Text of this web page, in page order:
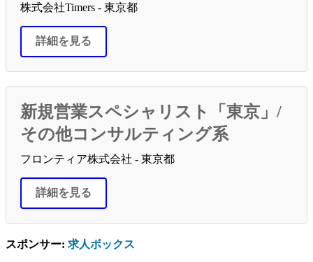
株式会社Timers - 東京都
詳細を見る
新規営業スペシャリスト「東京」/
その他コンサルティング系
フロンティア株式会社 - 東京都
詳細を見る
スポンサー: 求人ボックス